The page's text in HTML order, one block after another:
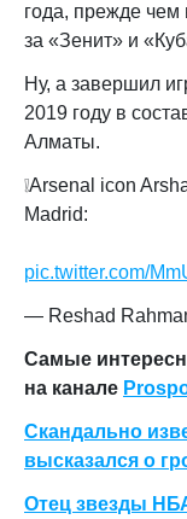
года, прежде чем
за «Зенит» и
Ну, а завершил
2019 году в
Алматы.
❕Arsenal icon
Madrid:
pic.twitter.com/
— Reshad
Самые
на канале
Скандально
высказался о
Отец звезды